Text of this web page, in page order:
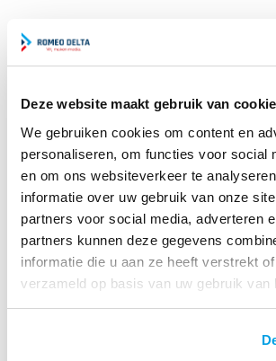
Deze website maakt gebruik van
We gebruiken cookies om content en
personaliseren, om functies voor social
en om ons websiteverkeer te
informatie over uw gebruik van onze
partners voor social media, adverteren
partners kunnen deze gegevens
informatie die u aan ze heeft verstrekt
verzameld op basis van uw gebruik van
ONS TEAM
Het team van Romeo Delta bestaat uit
toegankelijke en enthousiaste groep
mediaprofessionals. We beschikken
netwerk van offline en online